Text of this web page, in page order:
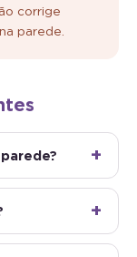
corrige
parede.